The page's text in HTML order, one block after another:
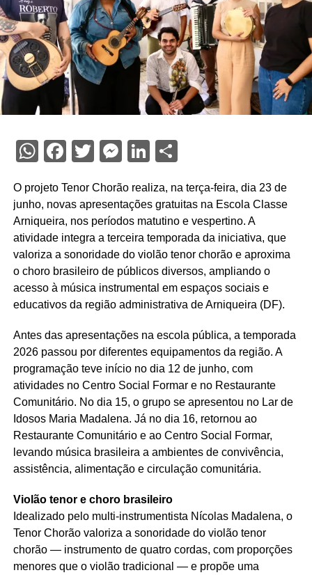
WhatsApp
Facebook
Twitter
Messenger
LinkedIn
Share
O projeto Tenor Chorão realiza, na terça-feira, dia 23 de
junho, novas apresentações gratuitas na Escola Classe
Arniqueira, nos períodos matutino e vespertino. A
atividade integra a terceira temporada da iniciativa, que
valoriza a sonoridade do violão tenor chorão e aproxima
o choro brasileiro de públicos diversos, ampliando o
acesso à música instrumental em espaços sociais e
educativos da região administrativa de Arniqueira (DF).
Antes das apresentações na escola pública, a temporada
2026 passou por diferentes equipamentos da região. A
programação teve início no dia 12 de junho, com
atividades no Centro Social Formar e no Restaurante
Comunitário. No dia 15, o grupo se apresentou no Lar de
Idosos Maria Madalena. Já no dia 16, retornou ao
Restaurante Comunitário e ao Centro Social Formar,
levando música brasileira a ambientes de convivência,
assistência, alimentação e circulação comunitária.
Violão tenor e choro brasileiro
Idealizado pelo multi-instrumentista Nícolas Madalena, o
Tenor Chorão valoriza a sonoridade do violão tenor
chorão — instrumento de quatro cordas, com proporções
menores que o violão tradicional — e propõe uma